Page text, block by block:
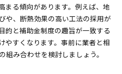
まる傾向があります。例えば、地
や、断熱効果の高い工法の採用が
的と補助金制度の趣旨が一致する
やすくなります。事前に業者と相
み合わせを検討しましょう。